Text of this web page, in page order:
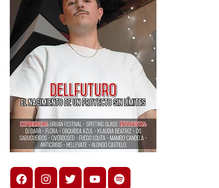
FacebookInstagram
X youtubespotify